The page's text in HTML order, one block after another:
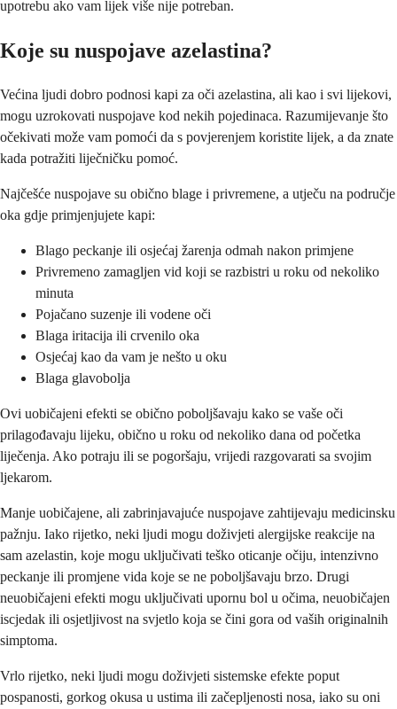
upotrebu ako vam lijek više nije potreban.
Koje su nuspojave azelastina?
Većina ljudi dobro podnosi kapi za oči azelastina, ali kao i svi lijekovi,
mogu uzrokovati nuspojave kod nekih pojedinaca. Razumijevanje što
očekivati može vam pomoći da s povjerenjem koristite lijek, a da znate
kada potražiti liječničku pomoć.
Najčešće nuspojave su obično blage i privremene, a utječu na područje
oka gdje primjenjujete kapi:
Blago peckanje ili osjećaj žarenja odmah nakon primjene
Privremeno zamagljen vid koji se razbistri u roku od nekoliko
minuta
Pojačano suzenje ili vodene oči
Blaga iritacija ili crvenilo oka
Osjećaj kao da vam je nešto u oku
Blaga glavobolja
Ovi uobičajeni efekti se obično poboljšavaju kako se vaše oči
prilagođavaju lijeku, obično u roku od nekoliko dana od početka
liječenja. Ako potraju ili se pogoršaju, vrijedi razgovarati sa svojim
ljekarom.
Manje uobičajene, ali zabrinjavajuće nuspojave zahtijevaju medicinsku
pažnju. Iako rijetko, neki ljudi mogu doživjeti alergijske reakcije na
sam azelastin, koje mogu uključivati ​​teško oticanje očiju, intenzivno
peckanje ili promjene vida koje se ne poboljšavaju brzo. Drugi
neuobičajeni efekti mogu uključivati ​​upornu bol u očima, neuobičajen
iscjedak ili osjetljivost na svjetlo koja se čini gora od vaših originalnih
simptoma.
Vrlo rijetko, neki ljudi mogu doživjeti sistemske efekte poput
pospanosti, gorkog okusa u ustima ili začepljenosti nosa, iako su oni